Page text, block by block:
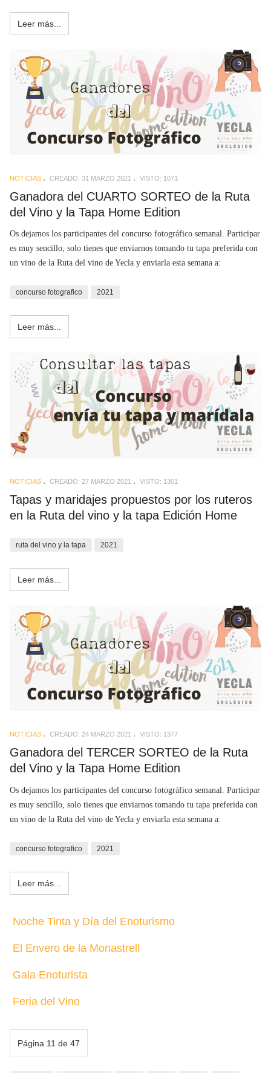
Leer más...
NOTICIAS CREADO: 31 MARZO 2021 VISTO: 1071
Ganadora del CUARTO SORTEO de la Ruta
del Vino y la Tapa Home Edition
Os dejamos los participantes del concurso fotográfico semanal. Participar
es muy sencillo, solo tienes que enviarnos tomando tu tapa preferida con
un vino de la Ruta del vino de Yecla y enviarla esta semana a:
concurso fotografico 2021
Leer más...
NOTICIAS CREADO: 27 MARZO 2021 VISTO: 1301
Tapas y maridajes propuestos por los ruteros
en la Ruta del vino y la tapa Edición Home
ruta del vino y la tapa 2021
Leer más...
NOTICIAS CREADO: 24 MARZO 2021 VISTO: 1377
Ganadora del TERCER SORTEO de la Ruta
del Vino y la Tapa Home Edition
Os dejamos los participantes del concurso fotográfico semanal. Participar
es muy sencillo, solo tienes que enviarnos tomando tu tapa preferida con
un vino de la Ruta del vino de Yecla y enviarla esta semana a:
concurso fotografico 2021
Leer más...
Noche Tinta y Día del Enoturismo
El Envero de la Monastrell
Gala Enoturista
Feria del Vino
Página 11 de 47